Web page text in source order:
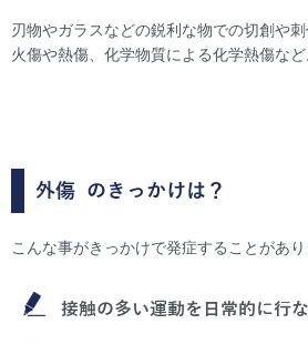
刃物やガラスなどの鋭利な物での切創や
火傷や熱傷、化学物質による化学熱傷など
外傷 のきっかけは？
こんな事がきっかけで発症することがあり
接触の多い運動を日常的に行